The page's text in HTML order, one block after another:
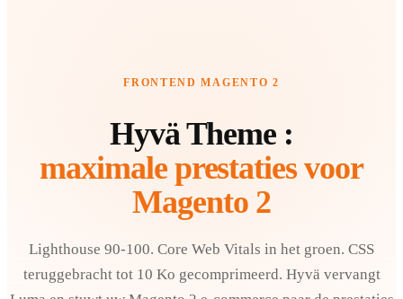
FRONTEND MAGENTO 2
Hyvä Theme :
maximale prestaties voor
Magento 2
Lighthouse 90-100. Core Web Vitals in het groen. CSS
teruggebracht tot 10 Ko gecomprimeerd. Hyvä vervangt